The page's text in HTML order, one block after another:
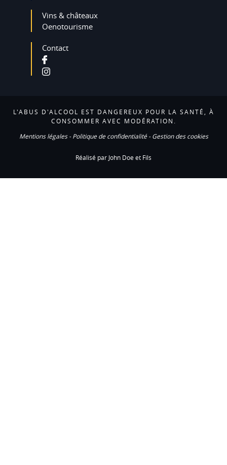
Vins & châteaux
Oenotourisme
Contact
L'ABUS D'ALCOOL EST DANGEREUX POUR LA SANTÉ, À
CONSOMMER AVEC MODÉRATION.
Mentions légales-Politique de confidentialité-Gestion des cookies
Réalisé par John Doe et Fils